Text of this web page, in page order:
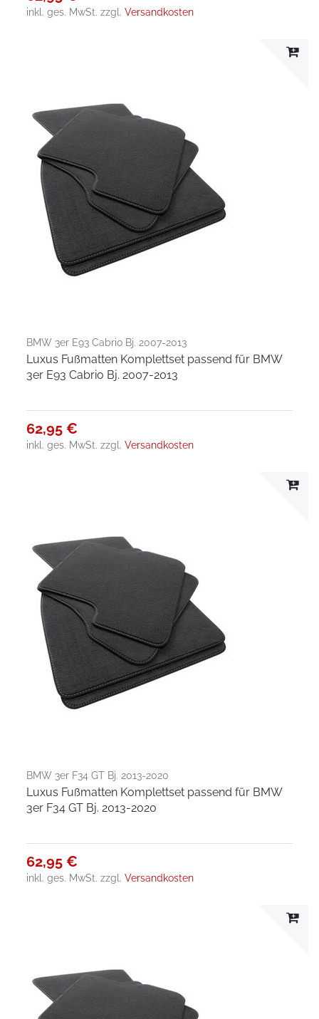
inkl. ges. MwSt. zzgl.Versandkosten
BMW 3er E93 Cabrio Bj. 2007-2013
Luxus Fußmatten Komplettset passend für BMW
3er E93 Cabrio Bj. 2007-2013
62,95 €
inkl. ges. MwSt. zzgl.Versandkosten
BMW 3er F34 GT Bj. 2013-2020
Luxus Fußmatten Komplettset passend für BMW
3er F34 GT Bj. 2013-2020
62,95 €
inkl. ges. MwSt. zzgl.Versandkosten